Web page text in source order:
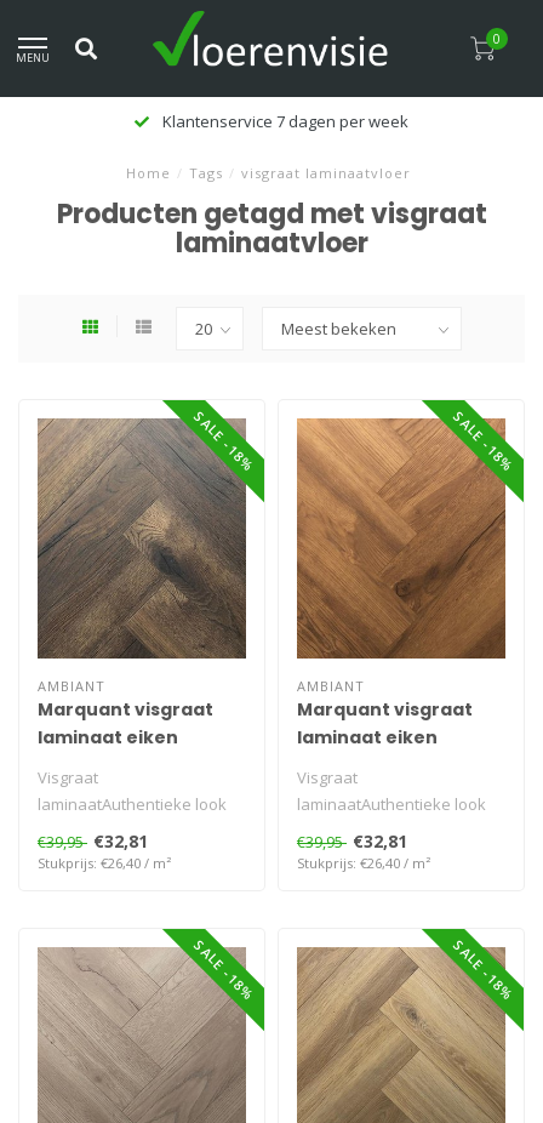
MENU
0
Klantenservice 7 dagen per week
Home / Tags / visgraat laminaatvloer
Producten getagd met visgraat
laminaatvloer
SALE -18%
AMBIANT
Marquant visgraat
laminaat eiken
Visgraat
laminaatAuthentieke look
natuurgetrouw
€39,95 €32,81
Stukprijs: €26,40 / m²
SALE -18%
AMBIANT
Marquant visgraat
laminaat eiken
Visgraat
laminaatAuthentieke look
natuurgetrouw
€39,95 €32,81
Stukprijs: €26,40 / m²
SALE -18% SALE -18%